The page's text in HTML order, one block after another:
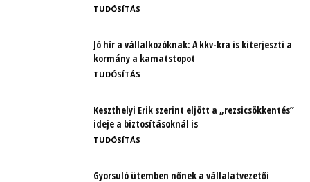
TUDÓSÍTÁS
Jó hír a vállalkozóknak: A kkv-kra is kiterjeszti a
kormány a kamatstopot
TUDÓSÍTÁS
Keszthelyi Erik szerint eljött a „rezsicsökkentés”
ideje a biztosításoknál is
TUDÓSÍTÁS
Gyorsuló ütemben nőnek a vállalatvezetői